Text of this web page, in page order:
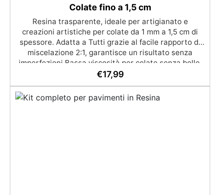
Colate fino a 1,5 cm
Resina trasparente, ideale per artigianato e
creazioni artistiche per colate da 1 mm a 1,5 cm di
spessore. Adatta a Tutti grazie al facile rapporto di
miscelazione 2:1, garantisce un risultato senza
imperfezioni Bassa viscosità per colate senza bolle,
compatibile con legno, silicone, vetro, metallo e altri
per il contatto con la pelle, Bpa Free e senza Solventi
(Voc Free) Superficie lucida, autolivellante e con filtri
€17,99